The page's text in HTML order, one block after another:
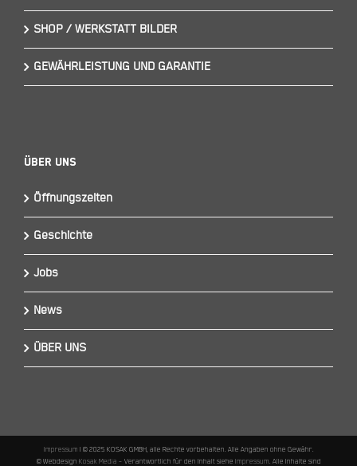
SHOP / WERKSTATT BILDER
GEWÄHRLEISTUNG UND GARANTIE
Über Uns
Öffnungszeiten
Geschichte
Jobs
News
ÜBER UNS
Impressum I © 2025 KOSAK GMBH, alle Rechte vorbehalten. Alle Angaben ohne Gewähr.
© Webdesign Kosak Media – Verantwortlich für den Inhalt siehe Impressum . Alle Inhalte sind